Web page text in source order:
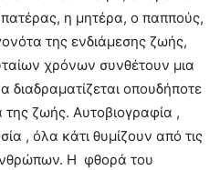
η μητέρα, ο παππούς,
της ενδιάμεσης ζωής,
χρόνων συνθέτουν μια
διαδραματίζεται οπουδήποτε
της ζωής. Αυτοβιογραφία ,
, όλα κάτι θυμίζουν από τις
Η φθορά του